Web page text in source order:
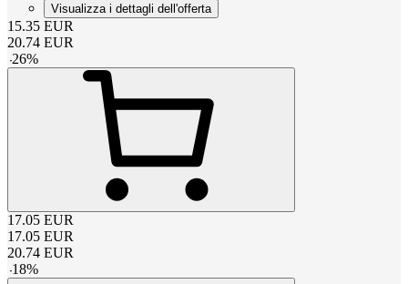
Visualizza i dettagli dell'offerta
15.35 EUR
20.74 EUR
-26%
17.05 EUR
17.05 EUR
20.74 EUR
-18%